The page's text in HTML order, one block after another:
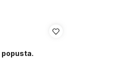
popusta.